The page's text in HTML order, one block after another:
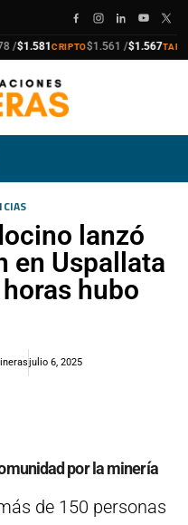
$1.581CRIPTO
compra$1.561 /
venta $1.567compra
venta
lanzó
en Uspallata
hubo
julio 6, 2025
por la minería
de 150 personas